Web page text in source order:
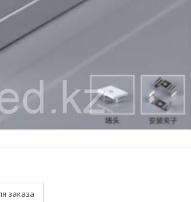
заказа